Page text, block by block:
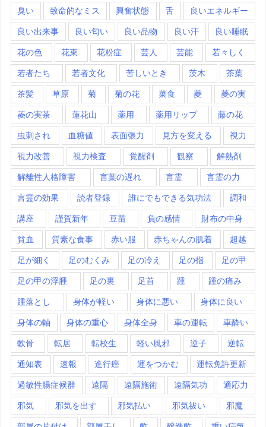
臭い 致命的なミス 興奮状態 舌 良いエネルギー
良い出来事 良い匂い 良い品物 良い汗 良い睡眠
花の色 花束 花粉症 芸人 芸能 若々しく
若者たち 若者文化 苦しいとき 茨木 茶葉
茶髪 草原 菊 菊の花 菜食 菱 菱の実
菱の実茶 蓮花山 薬用 薬用リップ 藤の花
虫刺され 血糖値 表面張力 見方を変える 視力
視力改善 視力検査 覚醒剤 観察 解熱剤
解離性人格障害 言葉の遅れ 言霊 言霊の力
言霊の効果 読者登録 誰にでもできる気功法 調和
講座 謹賀新年 豆苗 負の感情 財布の中身
貧血 質素な食事 赤い服 赤ちゃんの肌着 超越
足が細く 足のむくみ 足の冷え 足の指 足の甲
足の甲の浮腫 足の裏 足首 踵 踵の痛み
踵落とし 身体が軽い 身体に悪い 身体に良い
身体の軸 身体の重心 身体全身 車の運転 車酔い
軟骨 転居 転校生 軽い風邪 逆子 逆転
通知表 速報 進行癌 運をつかむ 運転免許更新
過敏性腸症候群 遠隔 遠隔施術 遠隔気功 適応力
邪気 邪気を出す 邪気払い 邪気祓い 邪魔